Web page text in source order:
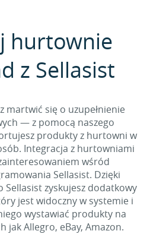
hurtownie
z Sellasist
martwić się o uzupełnienie
— z pomocą naszego
produkty z hurtowni w
Integracja z hurtowniami
wśród
Sellasist. Dzięki
Sellasist zyskujesz dodatkowy
jest widoczny w systemie i
wystawiać produkty na
jak Allegro, eBay, Amazon.